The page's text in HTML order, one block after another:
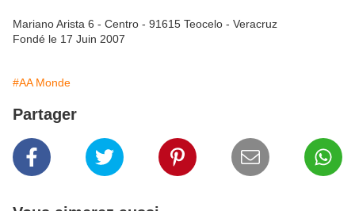
Mariano Arista 6 - Centro - 91615 Teocelo - Veracruz
Fondé le 17 Juin 2007
#AA Monde
Partager